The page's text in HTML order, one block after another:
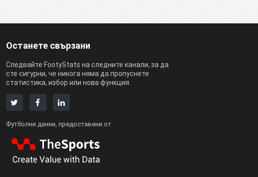
Останете свързани
Следвайте FootyStats на следните канали, за да
сте сигурни, че никога няма да пропуснете
статистика, избор или нова функция.
Футболни данни, предоставени от